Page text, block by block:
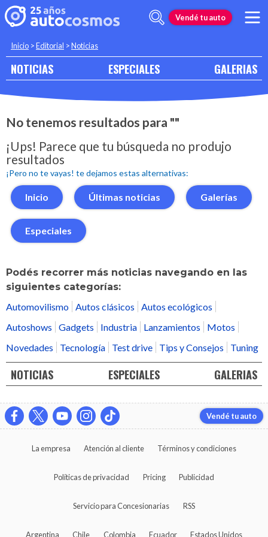
Vendé tu auto
Inicio >Editorial >Noticias
NOTICIAS ESPECIALES GALERIAS
No tenemos resultados para ""
¡Ups! Parece que tu búsqueda no produjo
resultados
¡Pero no te vayas! te dejamos estas alternativas:
Inicio Últimas noticias Galerías
Especiales
Podés recorrer más noticias navegando en las
siguientes categorías:
Automovilismo Autos clásicos
Autos ecológicos
Autoshows
Gadgets Industria Lanzamientos
Motos
Novedades
Tecnología Test drive Tips y Consejos Tuning
NOTICIAS ESPECIALES GALERIAS
Vendé tu auto
La empresa Atención al cliente Términos y condiciones
Políticas de privacidad Pricing Publicidad
Servicio para Concesionarias RSS
Argentina Chile Colombia Ecuador Estados Unidos